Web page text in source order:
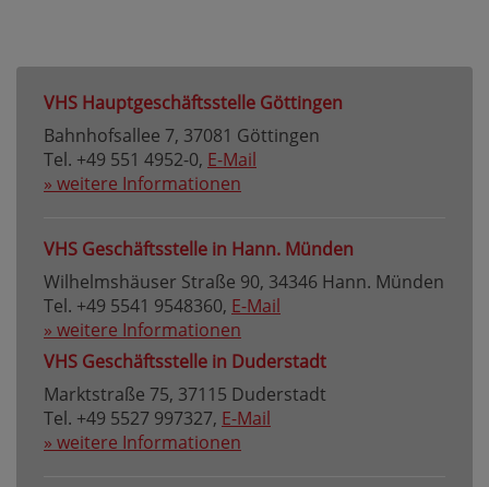
VHS Hauptgeschäftsstelle Göttingen
Bahnhofsallee 7, 37081 Göttingen
Tel. +49 551 4952-0, E-Mail
» weitere Informationen
VHS Geschäftsstelle in Hann. Münden
Wilhelmshäuser Straße 90, 34346 Hann. Münden
Tel. +49 5541 9548360, E-Mail
» weitere Informationen
VHS Geschäftsstelle in Duderstadt
Marktstraße 75, 37115 Duderstadt
Tel. +49 5527 997327, E-Mail
» weitere Informationen